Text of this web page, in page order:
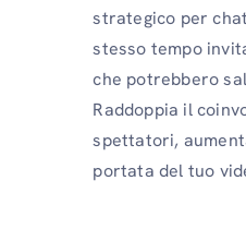
strategico per
stesso tempo
che potrebbero
Raddoppia il
spettatori,
portata del tuo